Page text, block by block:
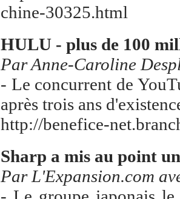
chine-30325.html
HULU - plus de 100
Par Anne-Caroline
- Le concurrent de
après trois ans
http://benefice-
Sharp a mis au point
Par L'Expansion.com